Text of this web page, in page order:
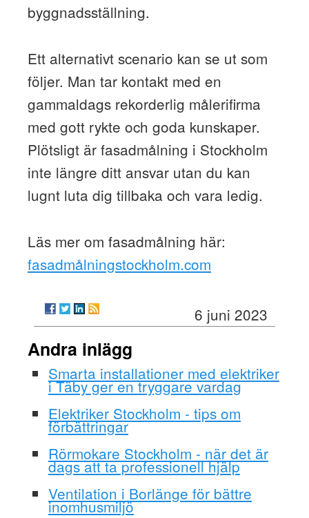
byggnadsställning.
Ett alternativt scenario kan se ut som
följer. Man tar kontakt med en
gammaldags rekorderlig målerifirma
med gott rykte och goda kunskaper.
Plötsligt är fasadmålning i Stockholm
inte längre ditt ansvar utan du kan
lugnt luta dig tillbaka och vara ledig.
Läs mer om fasadmålning här:
fasadmålningstockholm.com
6 juni 2023
Andra inlägg
Smarta installationer med elektriker
i Täby ger en tryggare vardag
Elektriker Stockholm - tips om
förbättringar
Rörmokare Stockholm - när det är
dags att ta professionell hjälp
Ventilation i Borlänge för bättre
inomhusmiljö